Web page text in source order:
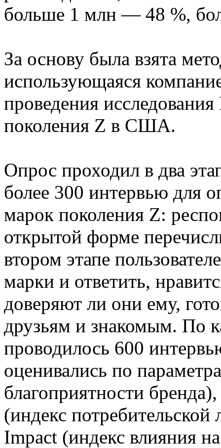
больше 1 млн — 48 %,
За основу была взята
использующаяся
проведения
поколения Z в США.
Опрос проходил в два
более 300 интервью для
марок поколения Z:
открытой форме
втором этапе
марки и ответить,
доверяют ли они ему,
друзьям и знакомым. По
проводилось 600
оценивались по
благоприятности
(индекс
Impact (индекс влияния